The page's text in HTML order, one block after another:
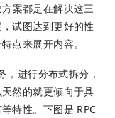
案都是在解决这三
试图达到更好的性
点来展开内容。
，进行分布式拆分，
然的就更倾向于具
特性。下图是 RPC